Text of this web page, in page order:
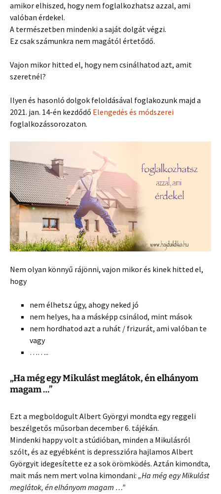
amikor elhiszed, hogy nem foglalkozhatsz azzal, ami
valóban érdekel.
A természetben mindenki a saját dolgát végzi.
Ez csak számunkra nem magától értetődő.
Vajon mikor hitted el, hogy nem csinálhatod azt, amit
szeretnél?
Ilyen és hasonló dolgok feloldásával foglakozunk majd a
2021. jan. 14-én kezdődő Elengedés és módszerei
foglalkozássorozaton.
Nem olyan könnyű rájönni, vajon mikor és kinek hitted el,
hogy
nem élhetsz úgy, ahogy neked jó
nem helyes, ha a másképp csinálod, mint mások
nem hordhatod azt a ruhát / frizurát, ami valóban te
vagy
……..
„Ha még egy Mikulást meglátok, én elhányom
magam …”
Ezt a megboldogult Albert Györgyi mondta egy reggeli
beszélgetős műsorban december 6. tájékán.
Mindenki happy volt a stúdióban, minden a Mikulásról
szólt, és az egyébként is depresszióra hajlamos Albert
Györgyit idegesítette ez a sok örömködés. Aztán kimondta,
mait más nem mert volna kimondani: „Ha még egy Mikulást
meglátok, én elhányom magam …”